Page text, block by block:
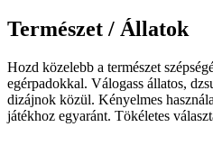
Természet / Állatok
Hozd közelebb a természet
egérpadokkal. Válogass állatos,
dizájnok közül. Kényelmes
játékhoz egyaránt. Tökéletes